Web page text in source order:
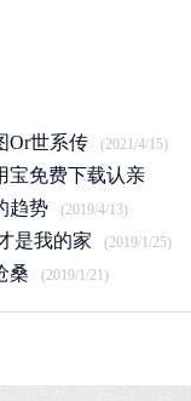
Or世系传 (2021/4/15)
宝免费下载认亲
趋势 (2019/4/13)
是我的家 (2019/1/25)
桑 (2019/1/21)